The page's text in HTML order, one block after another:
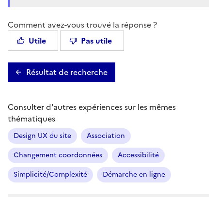
Comment avez-vous trouvé la réponse ?
Utile
Pas utile
Résultat de recherche
Consulter d'autres expériences sur les mêmes
thématiques
Design UX du site
Association
Changement coordonnées
Accessibilité
Simplicité/Complexité
Démarche en ligne